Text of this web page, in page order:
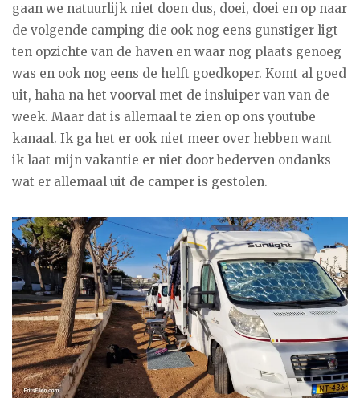
gaan we natuurlijk niet doen dus, doei, doei en op naar
de volgende camping die ook nog eens gunstiger ligt
ten opzichte van de haven en waar nog plaats genoeg
was en ook nog eens de helft goedkoper. Komt al goed
uit, haha na het voorval met de insluiper van van de
week. Maar dat is allemaal te zien op ons youtube
kanaal. Ik ga het er ook niet meer over hebben want
ik laat mijn vakantie er niet door bederven ondanks
wat er allemaal uit de camper is gestolen.